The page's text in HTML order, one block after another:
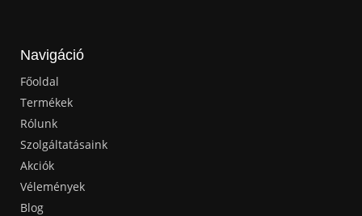
Navigáció
Főoldal
Termékek
Rólunk
Szolgáltatásaink
Akciók
Vélemények
Blog